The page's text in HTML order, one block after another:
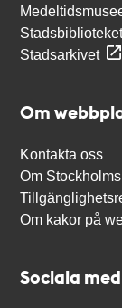
Stadsarkivet
Om
Kontakta oss
Om
Om kakor på
Sociala